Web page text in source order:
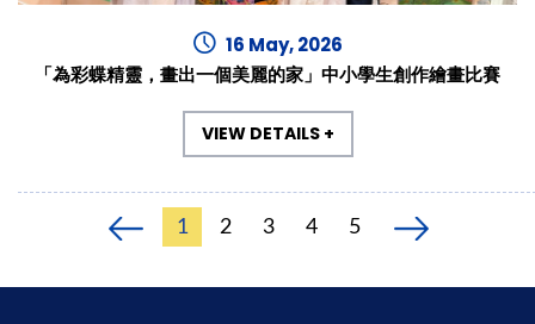
16 May, 2026
「為彩蝶精靈，畫出一個美麗的家」中小學生創作繪畫比賽
VIEW DETAILS +
1 2 3 4 5